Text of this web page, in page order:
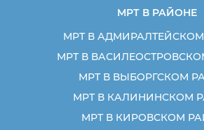
МРТ В РАЙОНЕ
МРТ В
МРТ В
МРТ В ВЫБОРГСКОМ
МРТ В КАЛИНИНСКОМ
МРТ В КИРОВСКОМ